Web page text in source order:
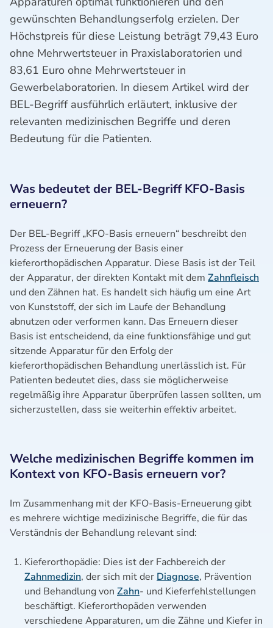
gewünschten Behandlungserfolg erzielen. Der
Höchstpreis für diese Leistung beträgt 79,43 Euro
ohne Mehrwertsteuer in Praxislaboratorien und
83,61 Euro ohne Mehrwertsteuer in
Gewerbelaboratorien. In diesem Artikel wird der
BEL-Begriff ausführlich erläutert, inklusive der
relevanten medizinischen Begriffe und deren
Bedeutung für die Patienten.
Was bedeutet der BEL-Begriff KFO-Basis
erneuern?
Der BEL-Begriff „KFO-Basis erneuern“ beschreibt den
Prozess der Erneuerung der Basis einer
kieferorthopädischen Apparatur. Diese Basis ist der Teil
der Apparatur, der direkten Kontakt mit dem Zahnfleisch
und den Zähnen hat. Es handelt sich häufig um eine Art
von Kunststoff, der sich im Laufe der Behandlung
abnutzen oder verformen kann. Das Erneuern dieser
Basis ist entscheidend, da eine funktionsfähige und gut
sitzende Apparatur für den Erfolg der
kieferorthopädischen Behandlung unerlässlich ist. Für
Patienten bedeutet dies, dass sie möglicherweise
regelmäßig ihre Apparatur überprüfen lassen sollten, um
sicherzustellen, dass sie weiterhin effektiv arbeitet.
Welche medizinischen Begriffe kommen im
Kontext von KFO-Basis erneuern vor?
Im Zusammenhang mit der KFO-Basis-Erneuerung gibt
es mehrere wichtige medizinische Begriffe, die für das
Verständnis der Behandlung relevant sind:
Kieferorthopädie: Dies ist der Fachbereich der
Zahnmedizin, der sich mit der Diagnose, Prävention
und Behandlung von Zahn- und Kieferfehlstellungen
beschäftigt. Kieferorthopäden verwenden
verschiedene Apparaturen, um die Zähne und Kiefer in